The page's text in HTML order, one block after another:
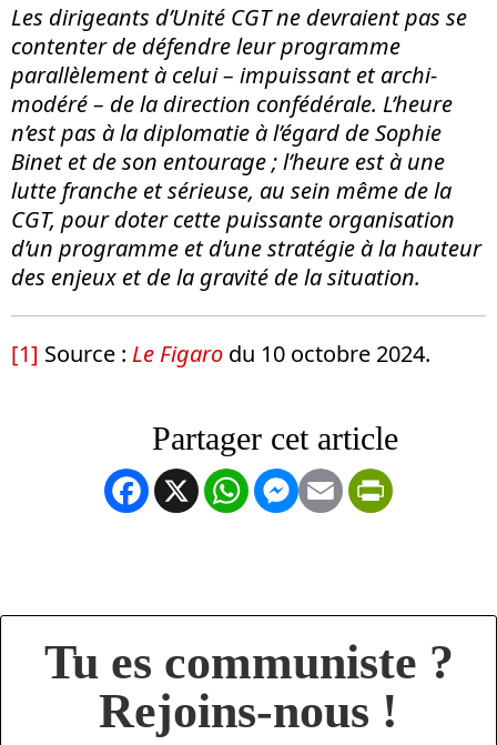
Les dirigeants d’Unité CGT ne devraient pas se
contenter de défendre leur programme
parallèlement à celui – impuissant et archi-
modéré – de la direction confédérale. L’heure
n’est pas à la diplomatie à l’égard de Sophie
Binet et de son entourage ; l’heure est à une
lutte franche et sérieuse, au sein même de la
CGT, pour doter cette puissante organisation
d’un programme et d’une stratégie à la hauteur
des enjeux et de la gravité de la situation.
[1] Source : Le Figaro du 10 octobre 2024.
Facebook
X WhatsApp
Messenger
Email
Tu es communiste ?
Rejoins-nous !